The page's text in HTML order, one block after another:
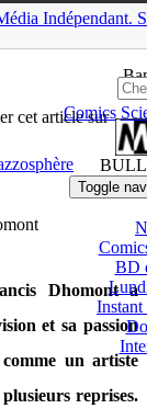
Indépendant.
Comics
Toggle
BD
Instant
cet article sur
Dhomont a
et sa passion
un artiste
reprises.